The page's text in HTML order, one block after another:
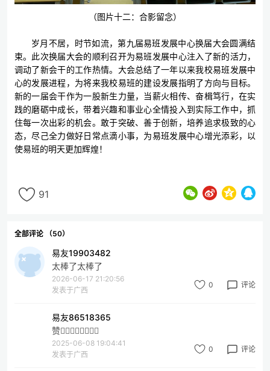
（图片十二：合影留念）
岁月不居，时节如流，第九届易班发展中心换届大会圆满结
束。此次换届大会的顺利召开为易班发展中心注入了新的活力，
调动了新会干的工作热情。大会总结了一年以来我校易班发展中
心的发展进程，为将来我校易班的建设发展指明了方向与目标。
新的一届会干作为一股新生力量，当薪火相传、奋楫笃行，在实
践的磨砺中成长，带着兴趣和事业心全情投入到实际工作中，抓
住每一次出彩的机会。敢于突破、善于创新，培养追求极致的心
态，尽己全力做好日常点滴小事，为易班发展中心增光添彩，以
使易班的明天更加辉煌！
91
全部评论 （50）
易友19903482
太棒了太棒了
2026-06-17 21:20:56
发表于广西
0 评论
易友86518365
赞👍🏻👍🏻👍🏻👍🏻
2025-06-08 19:04:41
发表于广西
0 评论